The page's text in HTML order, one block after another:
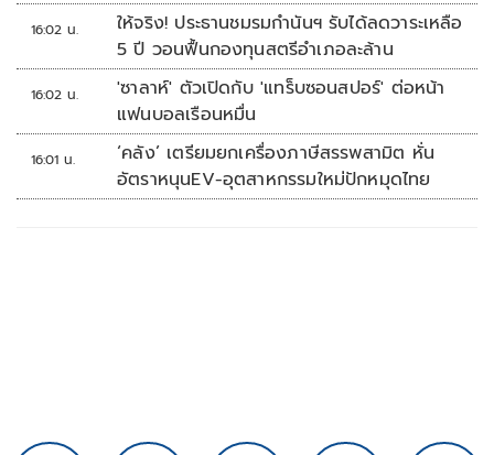
16:02 น.
ให้จริง! ประธานชมรมกำนันฯ รับได้ลดวาระเหลือ
5 ปี วอนฟื้นกองทุนสตรีอำเภอละล้าน
16:02 น.
'ซาลาห์' ตัวเปิดกับ 'แทร็บซอนสปอร์' ต่อหน้า
แฟนบอลเรือนหมื่น
16:01 น.
‘คลัง’ เตรียมยกเครื่องภาษีสรรพสามิต หั่น
อัตราหนุนEV-อุตสาหกรรมใหม่ปักหมุดไทย